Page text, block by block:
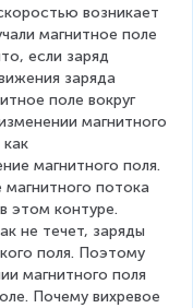
возникает
магнитное поле
если заряд
заряда
поле вокруг
магнитного
магнитного поля.
потока
этом контуре.
не течет, заряды
поля. Поэтому
магнитного поля
Почему вихревое